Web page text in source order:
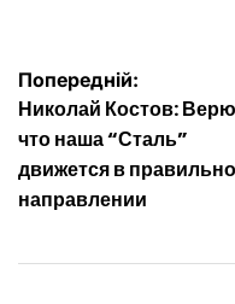
Навігація
записів
Попередній:
Николай Костов:
что наша “Сталь”
движется в
направлении